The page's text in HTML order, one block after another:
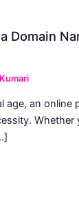
Domain
age, an online
Whether